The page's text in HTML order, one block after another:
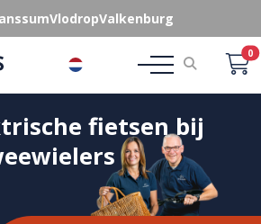
VlodropValkenburg
0
fietsen bij